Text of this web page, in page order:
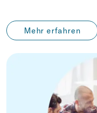
Mehr erfahren